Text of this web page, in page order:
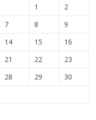
1
2
7 8
9
14 15
16
21 22
23
28 29
30